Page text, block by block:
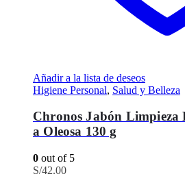
Añadir a la lista de deseos
Higiene Personal, Salud y Belleza
Chronos Jabón
a Oleosa 130 g
0 out of 5
S/42.00